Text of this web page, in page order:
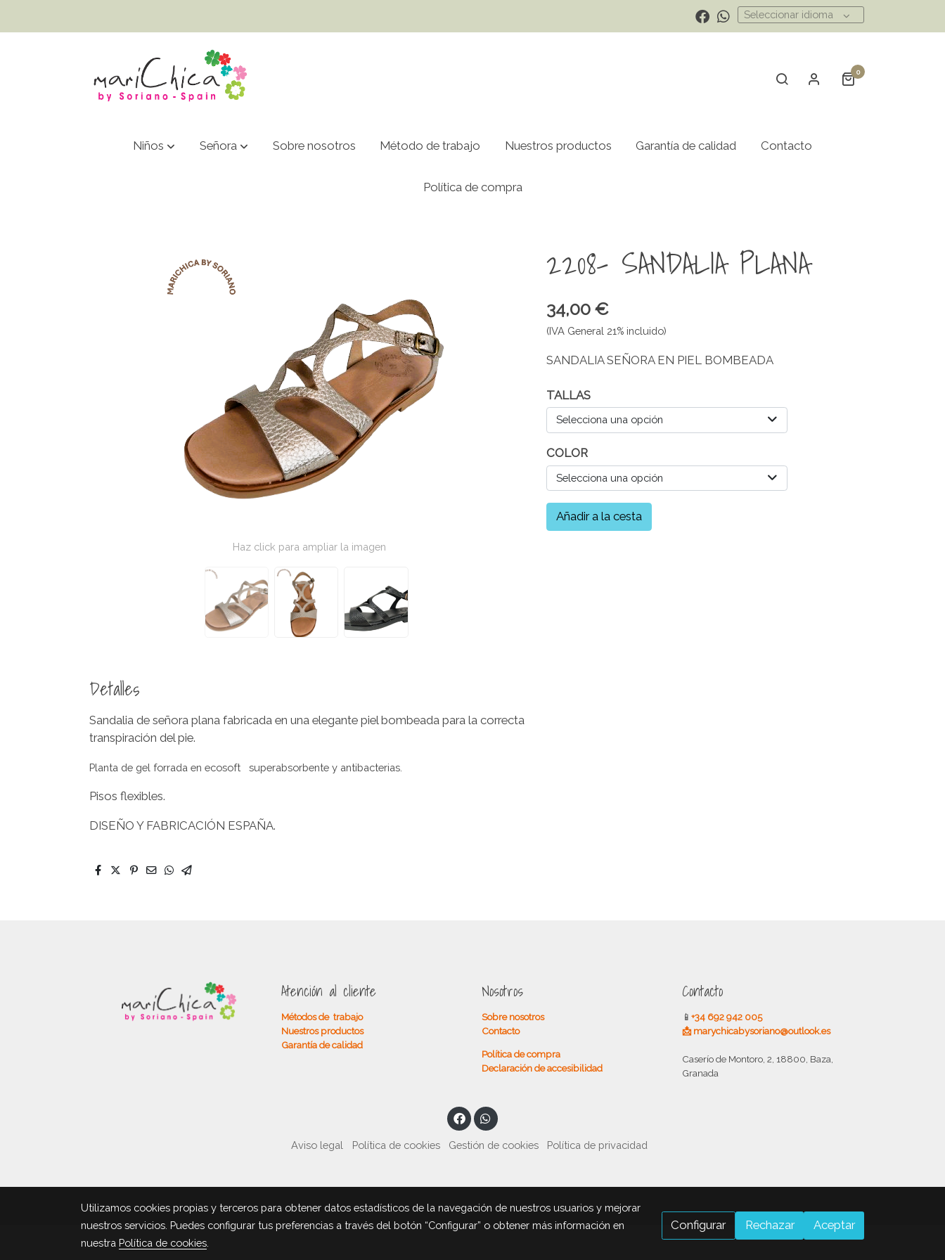
Seleccionar idioma
0
Niños Señora Sobre nosotros Método de trabajo Nuestros productos Garantía de calidad Contacto
Política de compra
Haz click para ampliar la imagen
Detalles
Sandalia de señora plana fabricada en una elegante piel bombeada para la correcta
transpiración del pie.
Planta de gel forrada en ecosoft superabsorbente y antibacterias.
Pisos flexibles.
DISEÑO Y FABRICACIÓN ESPAÑA.
2208- SANDALIA PLANA
34,00 €
(IVA General 21% incluido)
SANDALIA SEÑORA EN PIEL BOMBEADA
TALLAS
Selecciona una opción
COLOR
Selecciona una opción
Añadir a la cesta
Atención al cliente
Métodos de trabajo
Nuestros productos
Garantía de calidad
Nosotros
Sobre nosotros
Contacto
Política de compra
Declaración de accesibilidad
Contacto
📱 +34 692 942 005
📩 marychicabysoriano@outlook.es
Caserío de Montoro, 2, 18800, Baza,
Granada
Aviso legal Política de cookies Gestión de cookies Política de privacidad
Utilizamos cookies propias y terceros para obtener datos estadísticos de la navegación de nuestros usuarios y mejorar
nuestros servicios. Puedes configurar tus preferencias a través del botón “Configurar” o obtener más información en
nuestra Política de cookies.
Configurar Rechazar Aceptar